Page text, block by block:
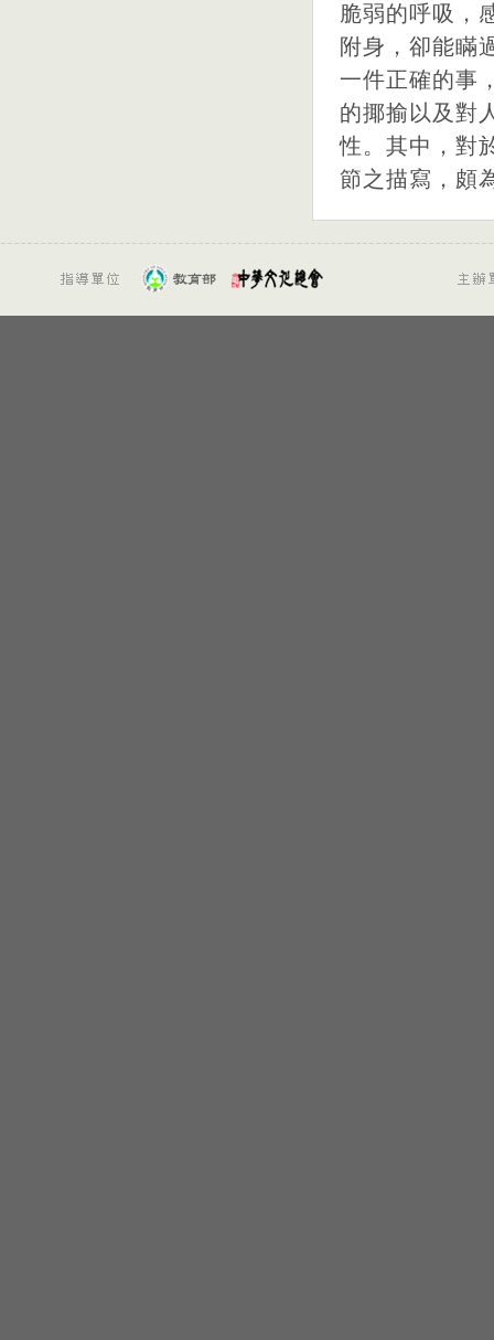
脆弱的呼吸，
附身，卻能瞞
一件正確的事
的揶揄以及對
性。其中，對
節之描寫，頗